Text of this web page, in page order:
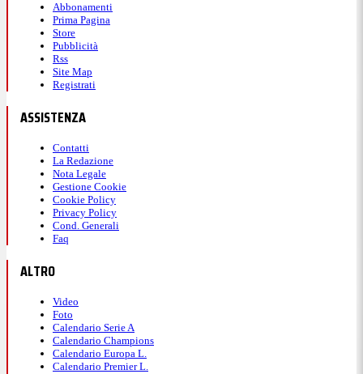
Abbonamenti
Prima Pagina
Store
Pubblicità
Rss
Site Map
Registrati
ASSISTENZA
Contatti
La Redazione
Nota Legale
Gestione Cookie
Cookie Policy
Privacy Policy
Cond. Generali
Faq
ALTRO
Video
Foto
Calendario Serie A
Calendario Champions
Calendario Europa L.
Calendario Premier L.